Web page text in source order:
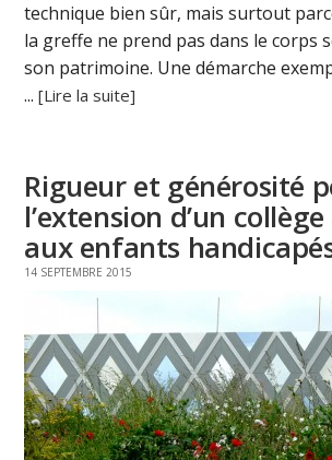
technique bien sûr, mais surtout
la greffe ne prend pas dans le corps
son patrimoine. Une démarche
...[Lire la suite]
Rigueur et générosité
l’extension d’un
aux enfants
14 SEPTEMBRE 2015